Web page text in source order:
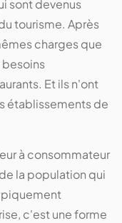
sont devenus
tourisme. Après
charges que
besoins
Et ils n'ont
établissements de
à consommateur
la population qui
c'est une forme